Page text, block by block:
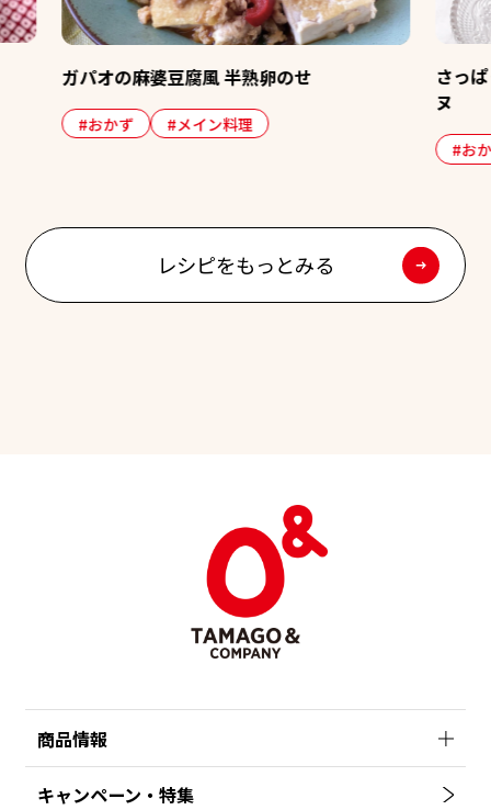
さっぱり！夏野菜とゆで卵のゼリーテリー
ヌ
レシピをもっとみる
商品情報
キャンペーン・特集